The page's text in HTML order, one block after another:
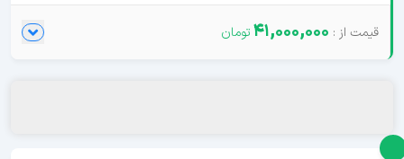
41,000,000